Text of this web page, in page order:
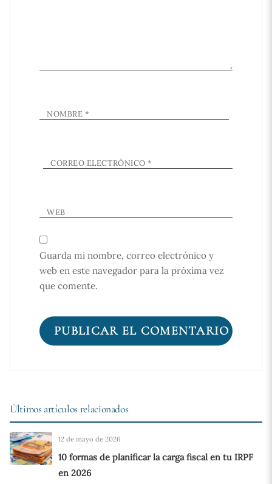
NOMBRE *
CORREO ELECTRÓNICO*
WEB
Guarda mi nombre, correo electrónico y
web en este navegador para la próxima vez
que comente.
Últimos artículos relacionados
12 de mayo de 2026
10 formas de planificar la carga fiscal en tu IRPF
en 2026